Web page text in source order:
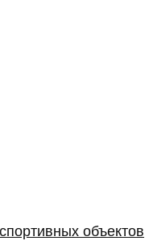
объектов